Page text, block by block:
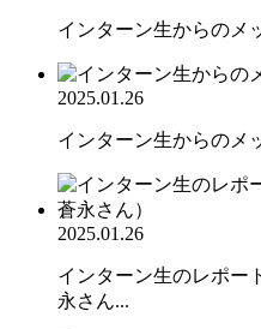
インターン生からのメ
2025.01.26
インターン生からのメ
2025.01.26
インターン生のレポー
永さん...